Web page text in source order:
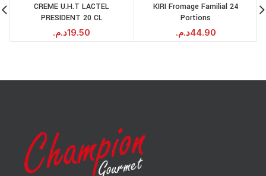
CREME U.H.T LACTEL
PRESIDENT 20 CL
19.50د.م.
KIRI Fromage Familial 24
Portions
44.90د.م.